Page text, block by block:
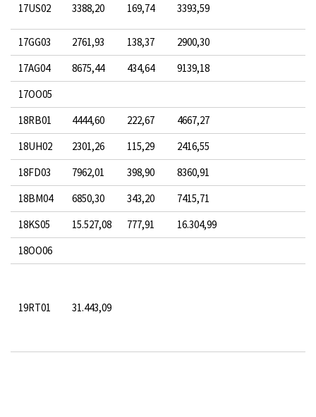
17US02 3388,20 169,74 3393,59
17GG03 2761,93 138,37
2900,30
17AG04
8675,44 434,64
9139,18
17OO05
18RB01
4444,60 222,67
4667,27
18UH02
2301,26 115,29
2416,55
18FD03
7962,01 398,90
8360,91
18BM04
6850,30 343,20
7415,71
18KS05
15.527,08 777,91
16.304,99
18OO06
19RT01 31.443,09